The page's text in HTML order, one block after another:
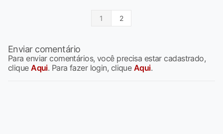
1 2
Enviar comentário
Para enviar comentários, você precisa estar cadastrado,
cliqueAqui. Para fazer login, clique Aqui.